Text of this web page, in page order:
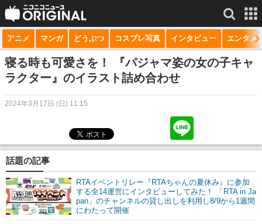
サービス一覧 もっと見る
niconico
動画
生放送
チャンネル
マンガ
ニコニコQ
アニメ マンガ どうぶつ コスプレ写真 インタビュー エンタメ
寝る時も可愛さを！ 『パジャマ姿の女の子キャ
ラクター』のイラスト詰め合わせ
2024年3月17日 (日) 11:15
話題の記事
RTAイベントリレー『RTAちゃんの夏休み』に参加
する全14運営にインタビューしてみた！ 「RTA in Ja
pan」のチャンネルの貸し出しを利用し8/9から1週間
にわたって開催